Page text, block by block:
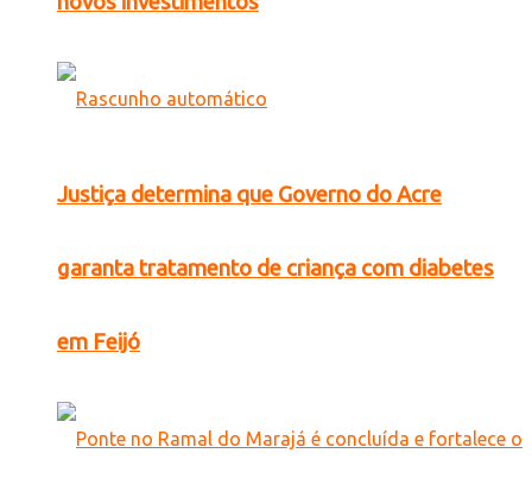
Justiça determina que Governo do Acre
garanta tratamento de criança com diabetes
em Feijó